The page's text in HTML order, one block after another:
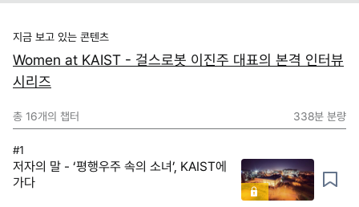
지금 보고 있는 콘텐츠
Women at KAIST - 걸스로봇 이진주 대표의 본격 인터뷰
시리즈
총 16개의 챕터 338분 분량
#1
저자의 말 - ‘평행우주 속의 소녀’, KAIST에
가다